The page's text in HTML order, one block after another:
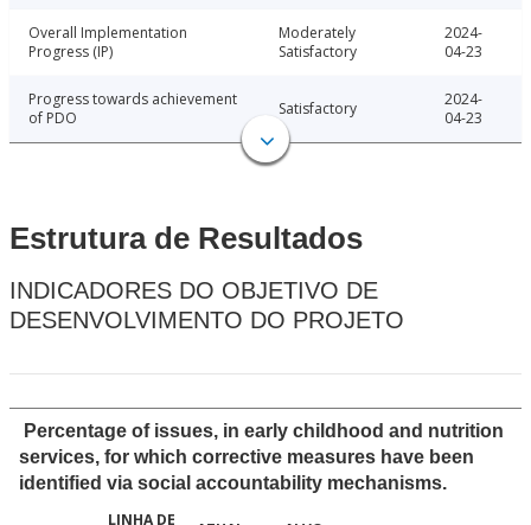
Overall Implementation
Progress (IP)
Moderately
Satisfactory
2024-
04-23
Progress towards achievement
of PDO
Satisfactory
2024-
04-23
Estrutura de Resultados
INDICADORES DO OBJETIVO DE
DESENVOLVIMENTO DO PROJETO
Percentage of issues, in early childhood and nutrition
services, for which corrective measures have been
identified via social accountability mechanisms.